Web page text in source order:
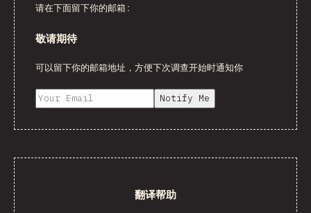
请在下面留下你的邮箱:
敬请期待
可以留下你的邮箱地址，方便下次调查开始时通知你
Notify Me
翻译帮助